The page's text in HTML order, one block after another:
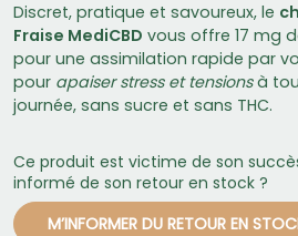
Discret, pratique et savoureux, le
Fraise MediCBD vous offre 17 mg
pour une assimilation rapide par
pour apaiser stress et tensionsà
journée, sans sucre et sans THC.
Ce produit est victime de son
informé de son retour en stock ?
M’INFORMER DU RETOUR EN